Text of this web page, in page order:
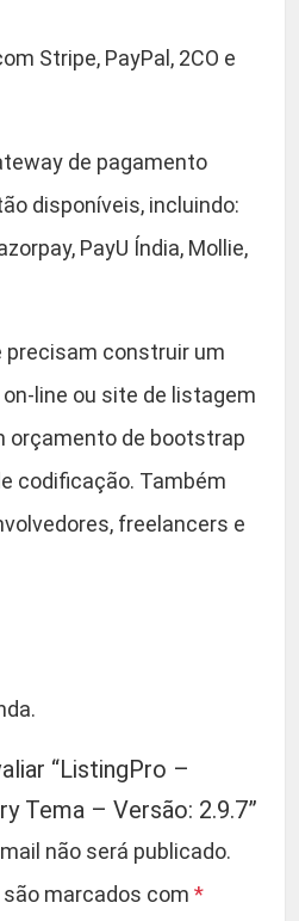
Stripe, PayPal, 2CO e
de pagamento
disponíveis, incluindo:
PayU Índia, Mollie,
precisam construir um
line ou site de listagem
orçamento de bootstrap
codificação. Também
freelancers e
“ListingPro –
Tema – Versão: 2.9.7”
não será publicado.
marcados com *